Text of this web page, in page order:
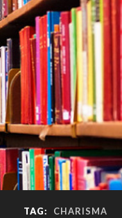
TAG: CHARISMA